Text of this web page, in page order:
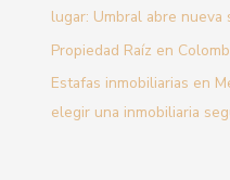
lugar: Umbral abre nueva
Propiedad Raíz en
Estafas inmobiliarias en
elegir una inmobiliaria